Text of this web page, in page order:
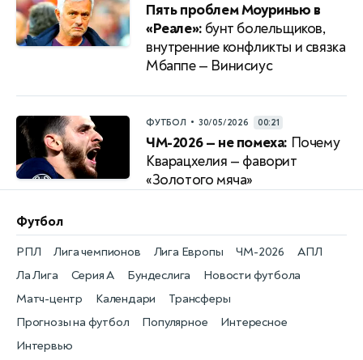
Пять проблем Моуринью в
«Реале»: бунт болельщиков,
внутренние конфликты и связка
Мбаппе — Винисиус
ФУТБОЛ • 30/05/2026 00:21
ЧМ-2026 — не помеха: Почему
Кварацхелия — фаворит
«Золотого мяча»
Футбол
Новости футбола
РПЛ
Матч-центр
Лига чемпионов
Календари
Лига Европы
Трансферы
ЧМ-2026
Прогнозы на футбол
АПЛ
Популярное
Ла Лига
Интересное
Серия А
Интервью
Бундеслига